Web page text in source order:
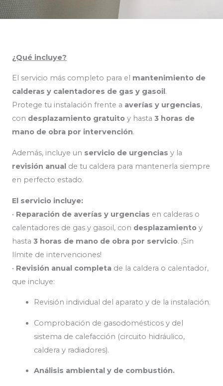
¿Qué incluye?
El servicio más completo para el mantenimiento de
calderas y calentadores de gas y gasoil .
Protege tu instalación frente a averías y urgencias,
con desplazamiento gratuito y hasta 3 horas de
mano de obra por intervención.
Además, incluye un servicio de urgencias y la
revisión anual de tu caldera para mantenerla siempre
en perfecto estado.
El servicio incluye:
• Reparación de averías y urgencias en calderas o
calentadores de gas y gasoil, con desplazamiento y
hasta 3 horas de mano de obra por servicio. ¡Sin
límite de intervenciones!
• Revisión anual completa de la caldera o calentador,
que incluye:
Revisión individual del aparato y de la instalación.
Comprobación de gasodomésticos y del
sistema de calefacción (circuito hidráulico,
caldera y radiadores).
Análisis ambiental y de combustión.